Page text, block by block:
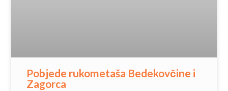
Pobjede rukometaša Bedekovčine i
Zagorca